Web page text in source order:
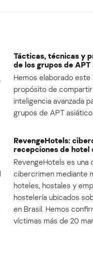
Tácticas, técnicas y
de los grupos de
Hemos elaborado
propósito de
inteligencia avanzada
grupos de APT
RevengeHotels:
recepciones de hotel
RevengeHotels es una
cibercrimen mediante
hoteles, hostales y
hostelería ubicados
en Brasil. Hemos
víctimas más de 20